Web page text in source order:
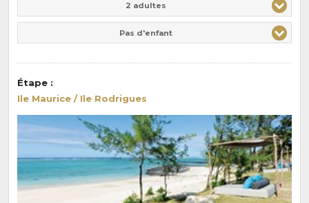
2 adultes
Pas d'enfant
Étape :
Ile Maurice / Ile Rodrigues